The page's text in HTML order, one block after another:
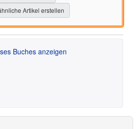
Artikel erstellen
Buches anzeigen